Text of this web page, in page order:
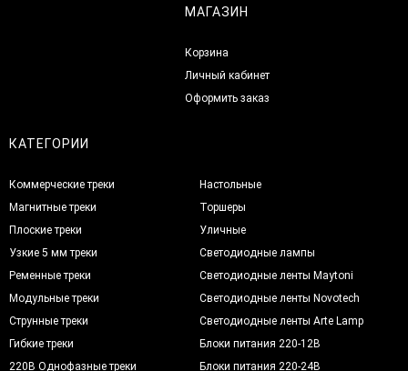
МАГАЗИН
Корзина
Личный кабинет
Оформить заказ
КАТЕГОРИИ
Коммерческие треки
Магнитные треки
Плоские треки
Узкие 5 мм треки
Ременные треки
Модульные треки
Струнные треки
Гибкие треки
220В Однофазные треки
Настольные
Торшеры
Уличные
Светодиодные лампы
Светодиодные ленты Maytoni
Светодиодные ленты Novotech
Светодиодные ленты Arte Lamp
Блоки питания 220-12В
Блоки питания 220-24В